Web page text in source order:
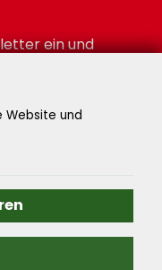
ein und
Website und